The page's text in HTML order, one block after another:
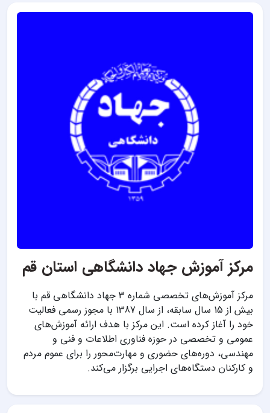
مرکز آموزش جهاد دانشگاهی استان قم
مرکز آموزش‌های تخصصی شماره 3 جهاد دانشگاهی قم با
بیش از 15 سال سابقه، از سال 1387 با مجوز رسمی فعالیت
خود را آغاز کرده است. این مرکز با هدف ارائه آموزش‌های
عمومی و تخصصی در حوزه فناوری اطلاعات و فنی و
مهندسی، دوره‌های حضوری و مهارت‌محور را برای عموم مردم
و کارکنان دستگاه‌های اجرایی برگزار می‌کند.